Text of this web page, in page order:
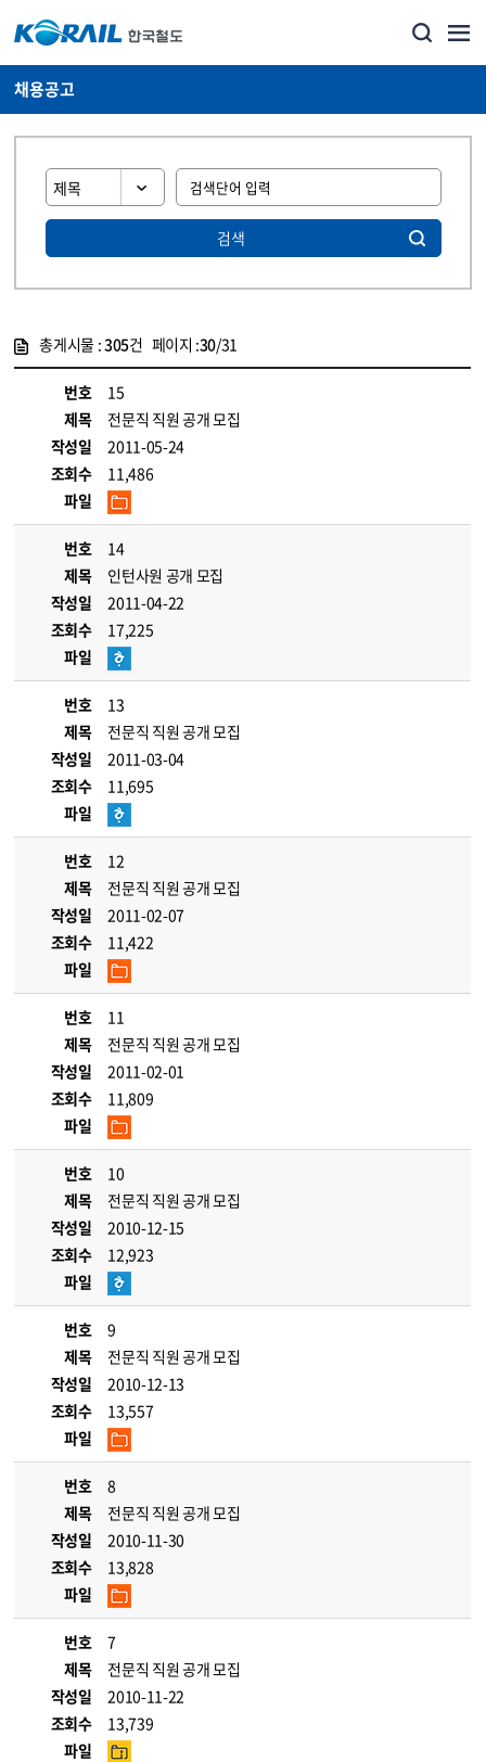
채용공고
검색
총게시물 :305건 페이지 :30/31
번호
15
제목
전문직 직원 공개 모집
작성일
2011-05-24
조회수
11,486
파일
번호
14
제목
인턴사원 공개 모집
작성일
2011-04-22
조회수
17,225
파일
번호
13
제목
전문직 직원 공개 모집
작성일
2011-03-04
조회수
11,695
파일
번호
12
제목
전문직 직원 공개 모집
작성일
2011-02-07
조회수
11,422
파일
번호
11
제목
전문직 직원 공개 모집
작성일
2011-02-01
조회수
11,809
파일
번호
10
제목
전문직 직원 공개 모집
작성일
2010-12-15
조회수
12,923
파일
번호
9
제목
전문직 직원 공개 모집
작성일
2010-12-13
조회수
13,557
파일
번호
8
제목
전문직 직원 공개 모집
작성일
2010-11-30
조회수
13,828
파일
번호
7
제목
전문직 직원 공개 모집
작성일
2010-11-22
조회수
13,739
파일